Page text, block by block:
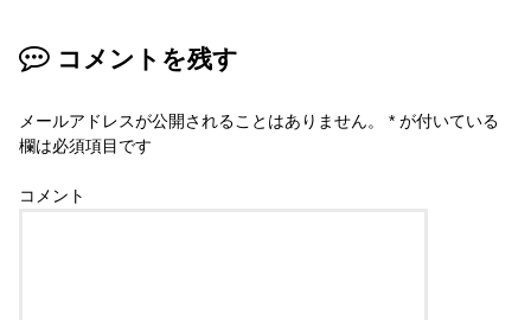
コメントを残す
メールアドレスが公開されることはありません。 * が付いている
欄は必須項目です
コメント